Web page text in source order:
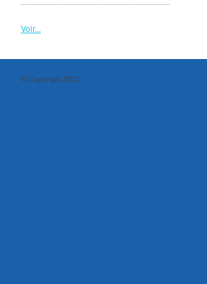
Voir...
© Copyright 2011